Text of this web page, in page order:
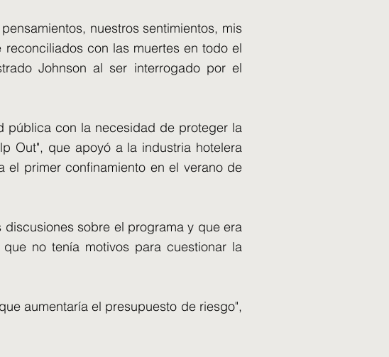
nuestros sentimientos, mis
con las muertes en todo el
Johnson al ser interrogado por el
pública con la necesidad de proteger la
Out", que apoyó a la industria hotelera
el primer confinamiento en el verano de
sobre el programa y que era
no tenía motivos para cuestionar la
aumentaría el presupuesto de riesgo",